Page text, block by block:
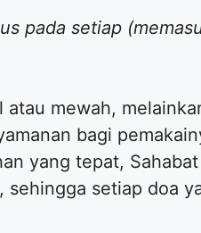
pada setiap
mewah,
bagi
yang tepat,
setiap doa